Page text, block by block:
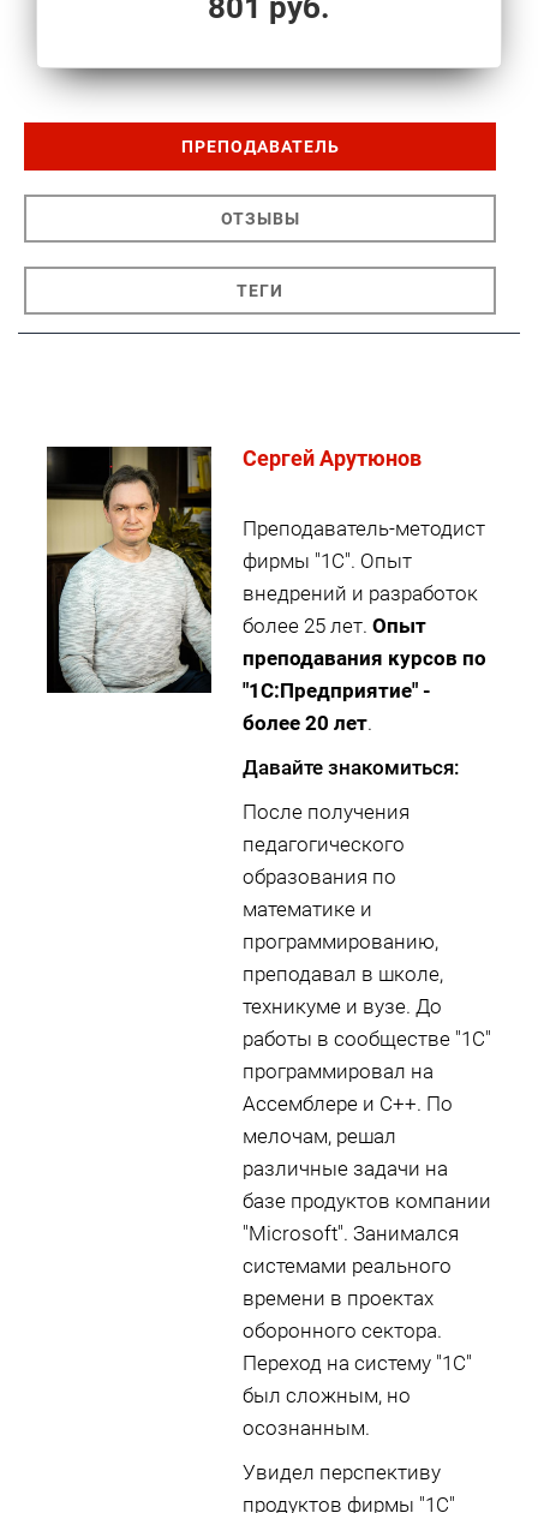
801 руб.
ПРЕПОДАВАТЕЛЬ
ОТЗЫВЫ
ТЕГИ
Cергей Арутюнов
Преподаватель-методист
фирмы "1С". Опыт
внедрений и разработок
более 25 лет. Опыт
преподавания курсов по
"1С:Предприятие" -
более 20 лет.
Давайте знакомиться:
После получения
педагогического
образования по
математике и
программированию,
преподавал в школе,
техникуме и вузе. До
работы в сообществе "1С"
программировал на
Ассемблере и С++. По
мелочам, решал
различные задачи на
базе продуктов компании
"Microsoft". Занимался
системами реального
времени в проектах
оборонного сектора.
Переход на систему "1С"
был сложным, но
осознанным.
Увидел перспективу
продуктов фирмы "1С"